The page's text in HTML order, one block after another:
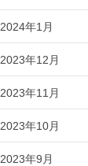
2024年1月
2023年12月
2023年11月
2023年10月
2023年9月